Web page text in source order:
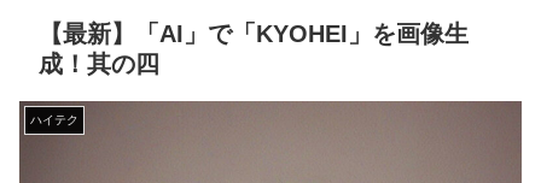
【最新】「AI」で「KYOHEI」を画像生
成！其の四
ハイテク